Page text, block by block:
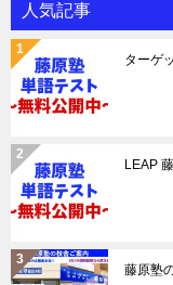
人気記事
ターゲ
LEAP
藤原塾